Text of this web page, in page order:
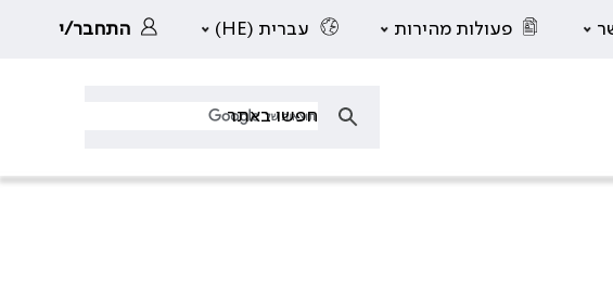
פעולות מהירות עברית (HE) התחבר/י